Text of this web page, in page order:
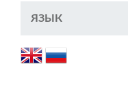
ЯЗЫК